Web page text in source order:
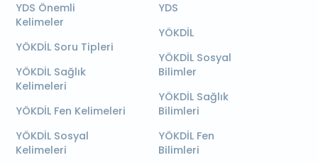
YDS Önemli
Kelimeler
YÖKDİL Soru Tipleri
YÖKDİL Sağlık
Kelimeleri
YÖKDİL Fen Kelimeleri
YÖKDİL Sosyal
Kelimeleri
YDS
YÖKDİL
YÖKDİL Sosyal
Bilimler
YÖKDİL Sağlık
Bilimleri
YÖKDİL Fen
Bilimleri